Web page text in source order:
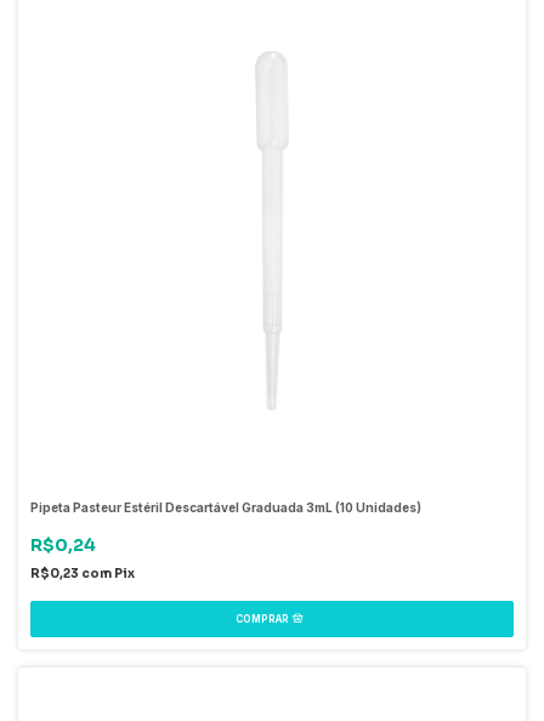
Pipeta Pasteur Estéril Descartável Graduada 3mL (10 Unidades)
R$0,24
R$0,23 com Pix